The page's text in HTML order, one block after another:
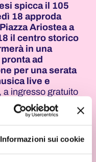
Informazioni sui cookie
spicca il 105
18 approda
Ariostea a
il centro storico
in una
ad
per una serata
live e
a ingresso gratuito
Eventbrite,
anteprime
alternarsi sul
del panorama
dalle dirette
di Radio 105,